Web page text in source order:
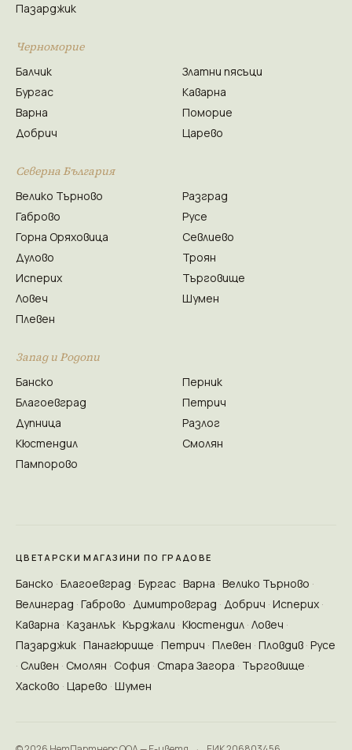
Пазарджик
Черноморие
Балчик
Бургас
Варна
Добрич
Златни пясъци
Каварна
Поморие
Царево
Северна България
Велико Търново
Габрово
Горна Оряховица
Дулово
Исперих
Ловеч
Плевен
Разград
Русе
Севлиево
Троян
Търговище
Шумен
Запад и Родопи
Банско
Благоевград
Дупница
Кюстендил
Пампорово
Перник
Петрич
Разлог
Смолян
ЦВЕТАРСКИ МАГАЗИНИ ПО ГРАДОВЕ
Банско Благоевград Бургас Варна Велико Търново
Велинград Габрово Димитровград Добрич Исперих
Каварна Казанлък Кърджали Кюстендил Ловеч
Пазарджик Панагюрище Петрич Плевен Пловдив Русе
Сливен Смолян София Стара Загора Търговище
Хасково Царево Шумен